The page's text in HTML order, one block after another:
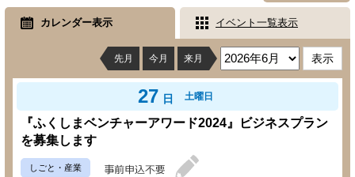
カレンダー表示 イベント一覧表示
先月 今月 来月
27 日 土曜日
『ふくしまベンチャーアワード2024』ビジネスプラン
を募集します
しごと・産業